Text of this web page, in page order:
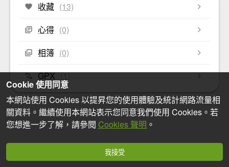
收藏 (13)
心得 (0)
相簿 (0)
GPX (1)
Cookie 使用同意
本網站使用 Cookies 以提昇您的使用體驗及統計網路流量相
關資料。繼續使用本網站表示您同意我們使用 Cookies。若
您想進一步了解，請參閱 Cookies 聲明 。
我接受